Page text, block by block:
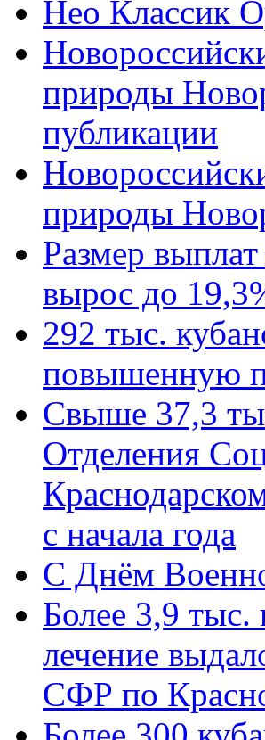
Нео Классик
природы
публикации
природы
Размер
вырос до
292 тыс.
повышенную
Свыше 37,3
Отделения
с начала года
C Днём
Более 3,9 тыс.
лечение
СФР по